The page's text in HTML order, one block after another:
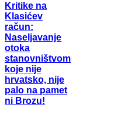
Kritike na
Klasićev
račun:
Naseljavanje
otoka
stanovništvom
koje nije
hrvatsko, nije
palo na pamet
ni Brozu!